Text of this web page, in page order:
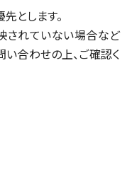
とします。
されていない場合など
合わせの上、ご確認く